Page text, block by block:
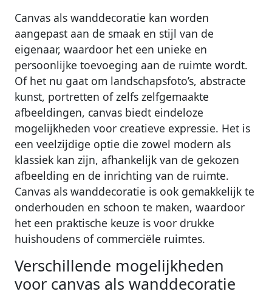
Canvas als wanddecoratie kan worden
aangepast aan de smaak en stijl van de
eigenaar, waardoor het een unieke en
persoonlijke toevoeging aan de ruimte wordt.
Of het nu gaat om landschapsfoto’s, abstracte
kunst, portretten of zelfs zelfgemaakte
afbeeldingen, canvas biedt eindeloze
mogelijkheden voor creatieve expressie. Het is
een veelzijdige optie die zowel modern als
klassiek kan zijn, afhankelijk van de gekozen
afbeelding en de inrichting van de ruimte.
Canvas als wanddecoratie is ook gemakkelijk te
onderhouden en schoon te maken, waardoor
het een praktische keuze is voor drukke
huishoudens of commerciële ruimtes.
Verschillende mogelijkheden
voor canvas als wanddecoratie